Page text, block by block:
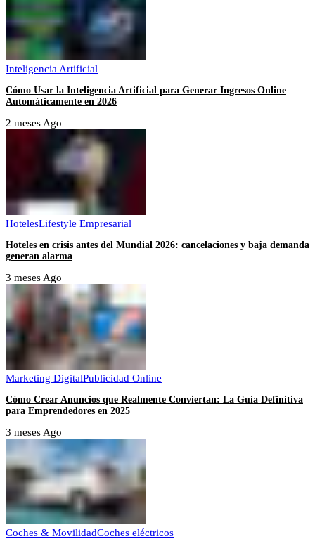
Inteligencia Artificial
Cómo Usar la Inteligencia Artificial para Generar Ingresos Online
Automáticamente en 2026
2 meses Ago
HotelesLifestyle Empresarial
Hoteles en crisis antes del Mundial 2026: cancelaciones y baja demanda
generan alarma
3 meses Ago
Marketing DigitalPublicidad Online
Cómo Crear Anuncios que Realmente Conviertan: La Guía Definitiva
para Emprendedores en 2025
3 meses Ago
Coches & MovilidadCoches eléctricos